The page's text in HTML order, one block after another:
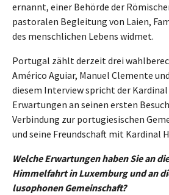
ernannt, einer Behörde der
pastoralen Begleitung von Laien,
des menschlichen Lebens widmet.
Portugal zählt derzeit drei
Américo Aguiar, Manuel Clemente
diesem Interview spricht der
Erwartungen an seinen ersten
Verbindung zur portugiesischen
und seine Freundschaft mit Kardinal
Welche Erwartungen haben Sie an
Himmelfahrt in Luxemburg und an
lusophonen Gemeinschaft?